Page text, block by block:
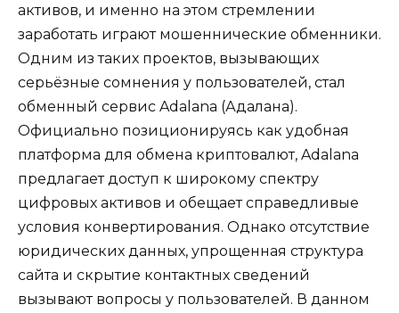
активов, и именно на этом стремлении
заработать играют мошеннические обменники.
Одним из таких проектов, вызывающих
серьёзные сомнения у пользователей, стал
обменный сервис Adalana (Адалана).
Официально позиционируясь как удобная
платформа для обмена криптовалют, Adalana
предлагает доступ к широкому спектру
цифровых активов и обещает справедливые
условия конвертирования. Однако отсутствие
юридических данных, упрощенная структура
сайта и скрытие контактных сведений
вызывают вопросы у пользователей. В данном